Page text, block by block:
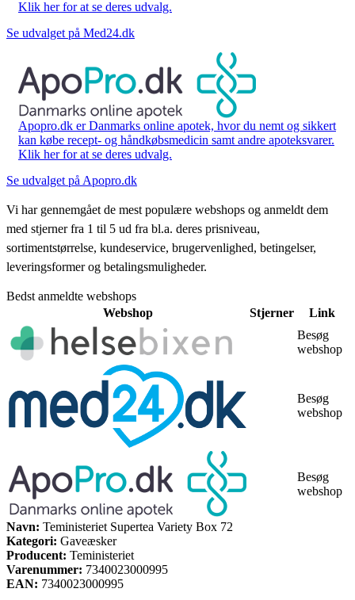
Klik her for at se deres udvalg.
Se udvalget på Med24.dk
Apopro.dk er Danmarks online apotek, hvor du nemt og sikkert
kan købe recept- og håndkøbsmedicin samt andre apoteksvarer.
Klik her for at se deres udvalg.
Se udvalget på Apopro.dk
Vi har gennemgået de mest populære webshops og anmeldt dem
med stjerner fra 1 til 5 ud fra bl.a. deres prisniveau,
sortimentstørrelse, kundeservice, brugervenlighed, betingelser,
leveringsformer og betalingsmuligheder.
Bedst anmeldte webshops
Webshop
Stjerner
Link
Besøg
webshop
Besøg
webshop
Besøg
webshop
Navn: Teministeriet Supertea Variety Box 72
Kategori: Gaveæsker
Producent: Teministeriet
Varenummer: 7340023000995
EAN: 7340023000995